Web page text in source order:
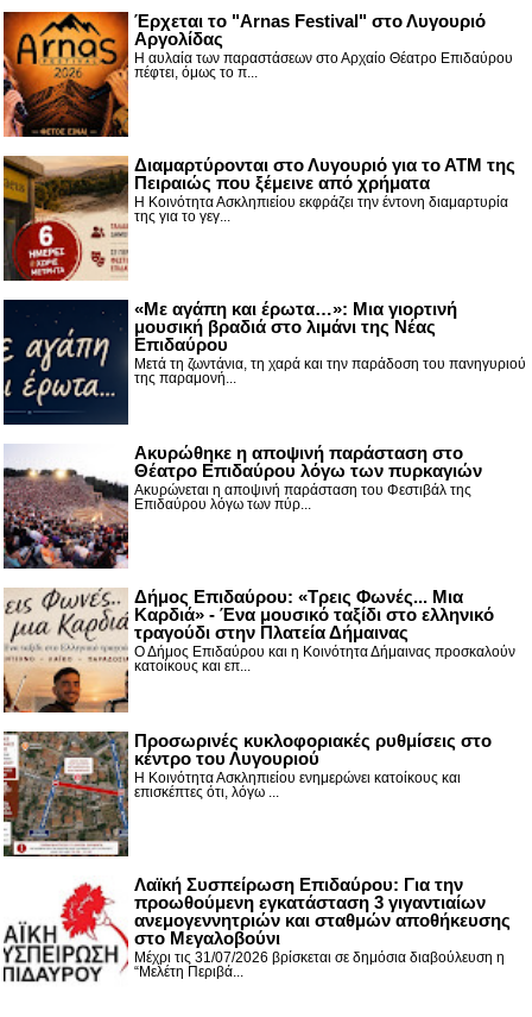
Έρχεται το "Arnas Festival" στο Λυγουριό
Αργολίδας
Η αυλαία των παραστάσεων στο Αρχαίο Θέατρο Επιδαύρου
πέφτει, όμως το π...
Διαμαρτύρονται στο Λυγουριό για το ΑΤΜ της
Πειραιώς που ξέμεινε από χρήματα
Η Κοινότητα Ασκληπιείου εκφράζει την έντονη διαμαρτυρία
της για το γεγ...
«Με αγάπη και έρωτα…»: Μια γιορτινή
μουσική βραδιά στο λιμάνι της Νέας
Επιδαύρου
Μετά τη ζωντάνια, τη χαρά και την παράδοση του πανηγυριού
της παραμονή...
Ακυρώθηκε η αποψινή παράσταση στο
Θέατρο Επιδαύρου λόγω των πυρκαγιών
Ακυρώνεται η αποψινή παράσταση του Φεστιβάλ της
Επιδαύρου λόγω των πύρ...
Δήμος Επιδαύρου: «Τρεις Φωνές... Μια
Καρδιά» - Ένα μουσικό ταξίδι στο ελληνικό
τραγούδι στην Πλατεία Δήμαινας
Ο Δήμος Επιδαύρου και η Κοινότητα Δήμαινας προσκαλούν
κατοίκους και επ...
Προσωρινές κυκλοφοριακές ρυθμίσεις στο
κέντρο του Λυγουριού
Η Κοινότητα Ασκληπιείου ενημερώνει κατοίκους και
επισκέπτες ότι, λόγω ...
Λαϊκή Συσπείρωση Επιδαύρου: Για την
προωθούμενη εγκατάσταση 3 γιγαντιαίων
ανεμογεννητριών και σταθμών αποθήκευσης
στο Μεγαλοβούνι
Μέχρι τις 31/07/2026 βρίσκεται σε δημόσια διαβούλευση η
“Μελέτη Περιβά...